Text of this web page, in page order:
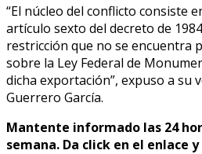
“El núcleo del conflicto consiste
artículo sexto del decreto de
restricción que no se encuentra
sobre la Ley Federal de
dicha exportación”, expuso a su
Guerrero García.
Mantente informado las 24
semana. Da click en el enlace